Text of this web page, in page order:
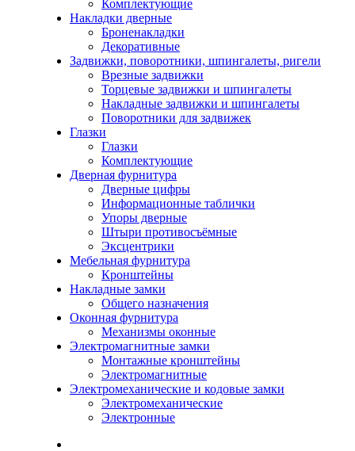
Комплектующие
Накладки дверные
Броненакладки
Декоративные
Задвижки, поворотники, шпингалеты, ригели
Врезные задвижки
Торцевые задвижки и шпингалеты
Накладные задвижки и шпингалеты
Поворотники для задвижек
Глазки
Глазки
Комплектующие
Дверная фурнитура
Дверные цифры
Информационные таблички
Упоры дверные
Штыри противосъёмные
Эксцентрики
Мебельная фурнитура
Кронштейны
Накладные замки
Общего назначения
Оконная фурнитура
Механизмы оконные
Электромагнитные замки
Монтажные кронштейны
Электромагнитные
Электромеханические и кодовые замки
Электромеханические
Электронные